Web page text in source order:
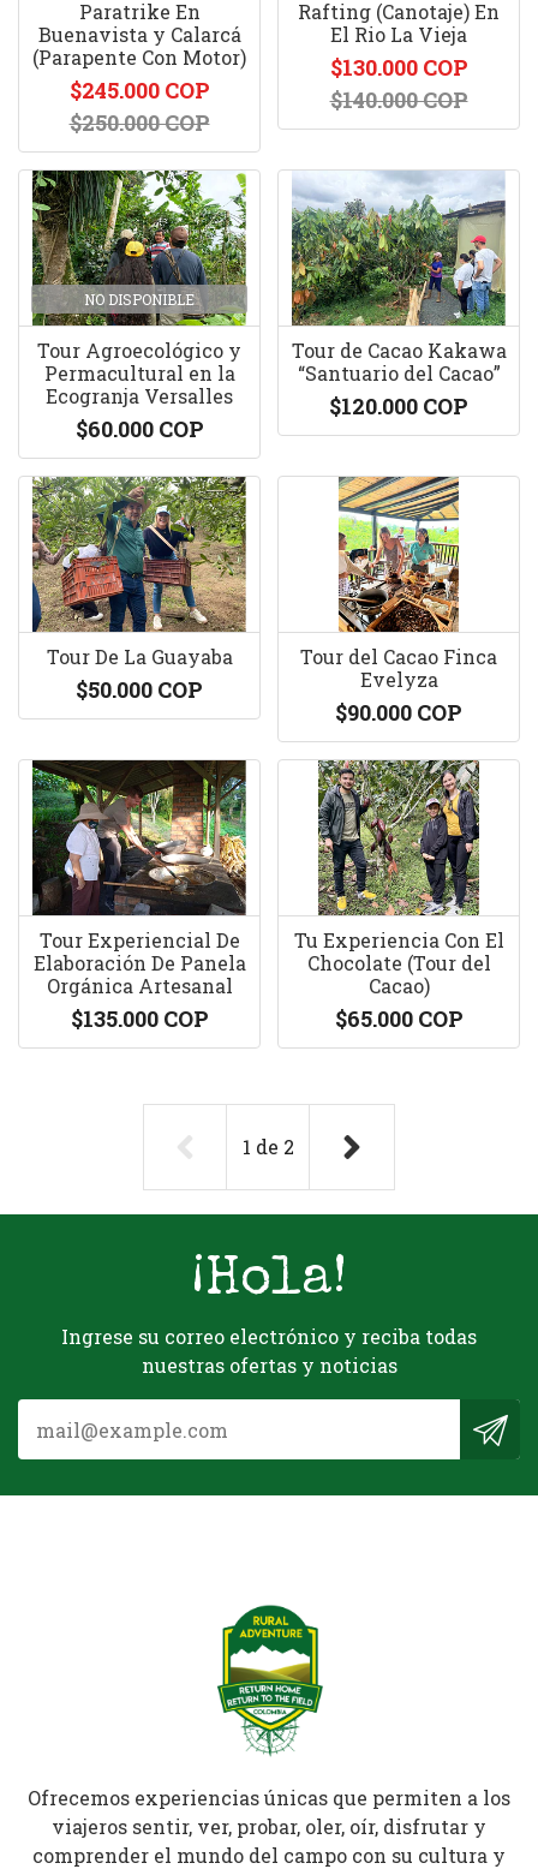
Paratrike En
Buenavista y Calarcá
(Parapente Con Motor)
$245.000 COP
$250.000 COP
Rafting (Canotaje) En
El Rio La Vieja
$130.000 COP
$140.000 COP
NO DISPONIBLE
Tour Agroecológico y
Permacultural en la
Ecogranja Versalles
$60.000 COP
Tour de Cacao Kakawa
“Santuario del Cacao”
$120.000 COP
Tour De La Guayaba
$50.000 COP
Tour del Cacao Finca
Evelyza
$90.000 COP
Tour Experiencial De
Elaboración De Panela
Orgánica Artesanal
$135.000 COP
Tu Experiencia Con El
Chocolate (Tour del
Cacao)
$65.000 COP
1 de 2
¡Hola!
Ingrese su correo electrónico y reciba todas
nuestras ofertas y noticias
Ofrecemos experiencias únicas que permiten a los
viajeros sentir, ver, probar, oler, oír, disfrutar y
comprender el mundo del campo con su cultura y